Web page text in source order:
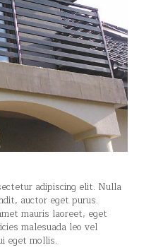
adipiscing elit. Nulla
auctor eget purus.
mauris laoreet, eget
malesuada leo vel
eget mollis.